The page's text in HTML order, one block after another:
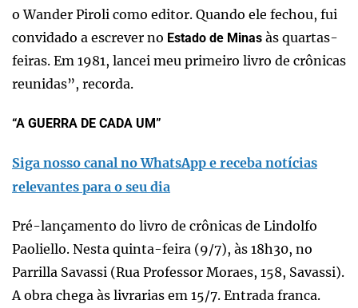
o Wander Piroli como editor. Quando ele fechou, fui
convidado a escrever no Estado de Minas às quartas-
feiras. Em 1981, lancei meu primeiro livro de crônicas
reunidas”, recorda.
“A GUERRA DE CADA UM”
Siga nosso canal no WhatsApp e receba notícias
relevantes para o seu dia
Pré-lançamento do livro de crônicas de Lindolfo
Paoliello. Nesta quinta-feira (9/7), às 18h30, no
Parrilla Savassi (Rua Professor Moraes, 158, Savassi).
A obra chega às livrarias em 15/7. Entrada franca.